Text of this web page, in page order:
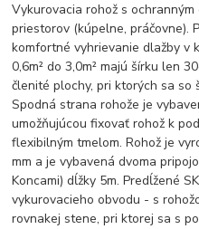
Vykurovacia rohož s
priestorov (kúpelne, práčovne).
komfortné vyhrievanie dlažby v
0,6m² do 3,0m² majú šírku len
členité plochy, pri ktorých sa so
Spodná strana rohože je
umožňujúcou fixovať rohož k
flexibilným tmelom. Rohož je
mm a je vybavená dvoma
Koncami) dĺžky 5m. Predĺžené
vykurovacieho obvodu - s
rovnakej stene, pri ktorej sa s